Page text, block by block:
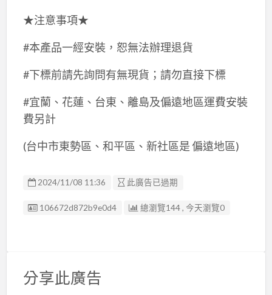
★注意事項★
#本產品一經安裝，恕無法辦理退貨
#下標前請先詢問有無現貨；請勿直接下標
#宜蘭、花蓮、台東、離島及偏遠地區運費安裝
費另計
(台中市東勢區、和平區、新社區是 偏遠地區)
2024/11/08 11:36 此廣告已過期
廣告编號
106672d872b9e0d4 總瀏覽144 , 今天瀏覽0
分享此廣告